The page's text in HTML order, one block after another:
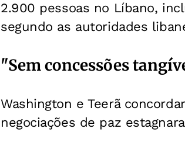
2.900 pessoas no Líbano,
segundo as autoridades
"Sem concessões
Washington e Teerã
negociações de paz